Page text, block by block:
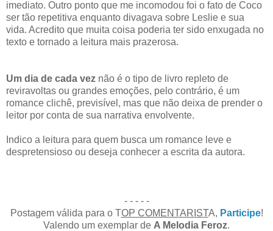
imediato. Outro ponto que me incomodou foi o fato de Coco
ser tão repetitiva enquanto divagava sobre Leslie e sua
vida. Acredito que muita coisa poderia ter sido enxugada no
texto e tornado a leitura mais prazerosa.
Um dia de cada vez não é o tipo de livro repleto de
reviravoltas ou grandes emoções, pelo contrário, é um
romance clichê, previsível, mas que não deixa de prender o
leitor por conta de sua narrativa envolvente.
Indico a leitura para quem busca um romance leve e
despretensioso ou deseja conhecer a escrita da autora.
- - - - -
Postagem válida para o TOP COMENTARISTA, Participe!
Valendo um exemplar de A Melodia Feroz.